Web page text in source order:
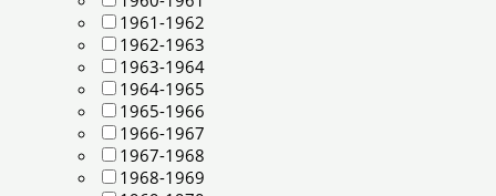
1961-1962
1962-1963
1963-1964
1964-1965
1965-1966
1966-1967
1967-1968
1968-1969